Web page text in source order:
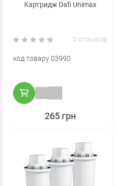
Картридж Dafi Unimax
0 отзывов
код товару 03990
265 грн